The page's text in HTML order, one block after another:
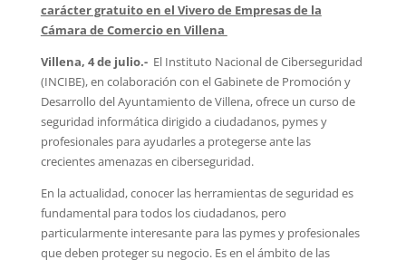
carácter gratuito en el Vivero de Empresas de la
Cámara de Comercio en Villena
Villena, 4 de julio.- El Instituto Nacional de Ciberseguridad
(INCIBE), en colaboración con el Gabinete de Promoción y
Desarrollo del Ayuntamiento de Villena, ofrece un curso de
seguridad informática dirigido a ciudadanos, pymes y
profesionales para ayudarles a protegerse ante las
crecientes amenazas en ciberseguridad.
En la actualidad, conocer las herramientas de seguridad es
fundamental para todos los ciudadanos, pero
particularmente interesante para las pymes y profesionales
que deben proteger su negocio. Es en el ámbito de las